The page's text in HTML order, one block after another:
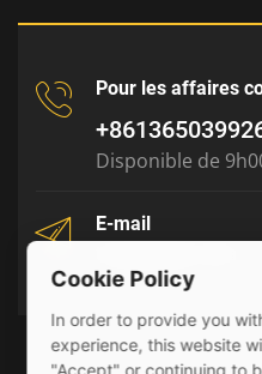
Pour les affaires
Disponible de
E-mail
Cookie Policy
In order to provide you
experience, this website
"Accept" or continuing to